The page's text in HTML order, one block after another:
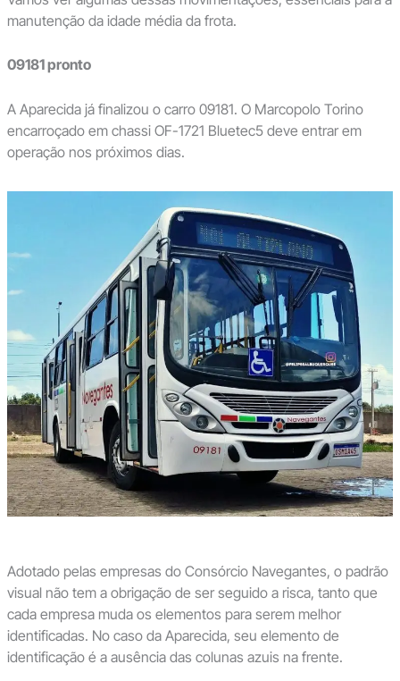
manutenção da idade média da frota.
09181 pronto
A Aparecida já finalizou o carro 09181. O Marcopolo Torino
encarroçado em chassi OF-1721 Bluetec5 deve entrar em
operação nos próximos dias.
Adotado pelas empresas do Consórcio Navegantes, o padrão
visual não tem a obrigação de ser seguido a risca, tanto que
cada empresa muda os elementos para serem melhor
identificadas. No caso da Aparecida, seu elemento de
identificação é a ausência das colunas azuis na frente.